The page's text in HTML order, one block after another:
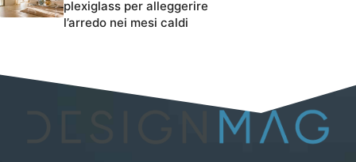
plexiglass per alleggerire
l’arredo nei mesi caldi